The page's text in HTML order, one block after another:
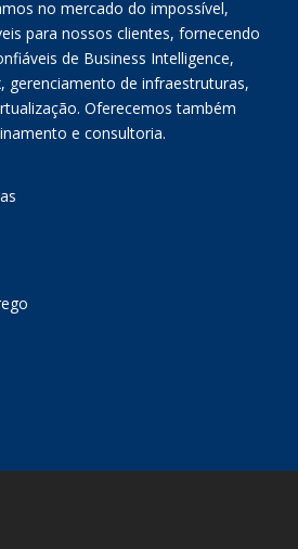
no mercado do impossível,
para nossos clientes, fornecendo
de Business Intelligence,
gerenciamento de infraestruturas,
Oferecemos também
e consultoria.